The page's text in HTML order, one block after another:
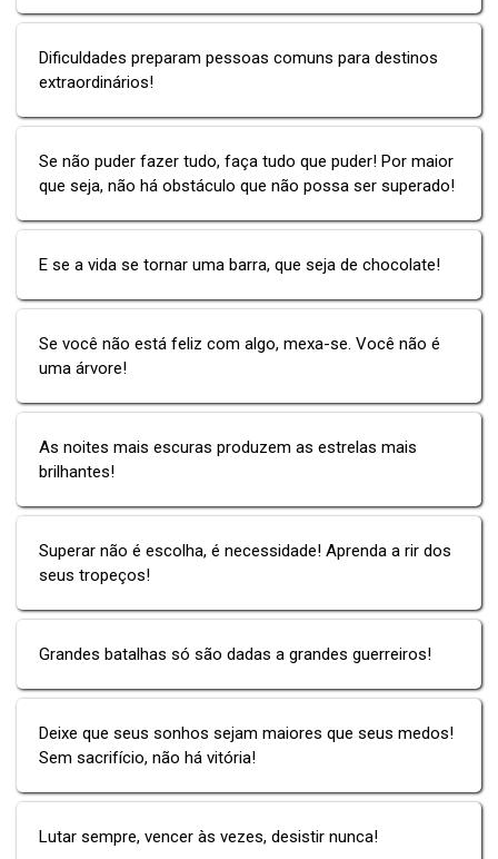
Dificuldades preparam pessoas comuns para destinos
extraordinários!
Se não puder fazer tudo, faça tudo que puder! Por maior
que seja, não há obstáculo que não possa ser superado!
E se a vida se tornar uma barra, que seja de chocolate!
Se você não está feliz com algo, mexa-se. Você não é
uma árvore!
As noites mais escuras produzem as estrelas mais
brilhantes!
Superar não é escolha, é necessidade! Aprenda a rir dos
seus tropeços!
Grandes batalhas só são dadas a grandes guerreiros!
Deixe que seus sonhos sejam maiores que seus medos!
Sem sacrifício, não há vitória!
Lutar sempre, vencer às vezes, desistir nunca!